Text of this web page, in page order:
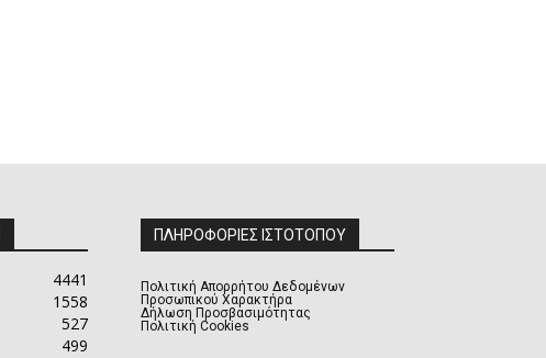
4441
1558
527
499
ΠΛΗΡΟΦΟΡΙΕΣ ΙΣΤΟΤΟΠΟΥ
Πολιτική Απορρήτου Δεδομένων
Προσωπικού Χαρακτήρα
Δήλωση Προσβασιμότητας
Πολιτική Cookies